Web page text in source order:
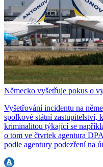
Německo vyšetřuje pokus o
Vyšetřování incidentu na
spolkové státní zastupitelství,
kriminalitou týkající se
o tom ve čtvrtek agentura
podle agentury podezření na